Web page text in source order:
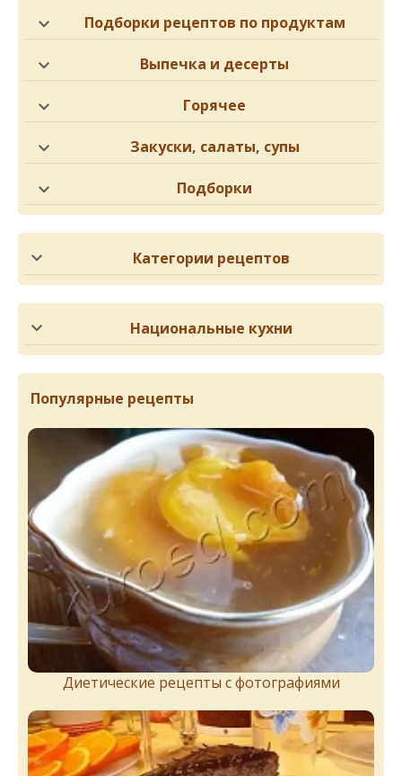
Подборки рецептов по продуктам
Выпечка и десерты
Горячее
Закуски, салаты, супы
Подборки
Категории рецептов
Национальные кухни
Популярные рецепты
Диетические рецепты с фотографиями